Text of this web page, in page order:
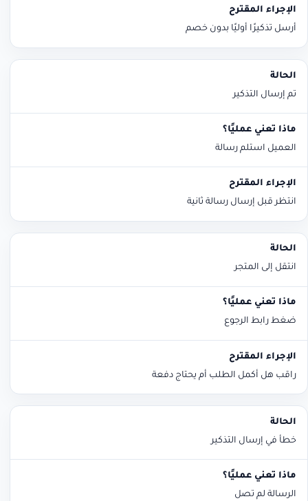
أرسل تذكيرًا أوليًا بدون خصم
تم إرسال التذكير
العميل استلم رسالة
انتظر قبل إرسال رسالة ثانية
انتقل إلى المتجر
ضغط رابط الرجوع
راقب هل أكمل الطلب أم يحتاج دفعة
خطأ في إرسال التذكير
الرسالة لم تصل